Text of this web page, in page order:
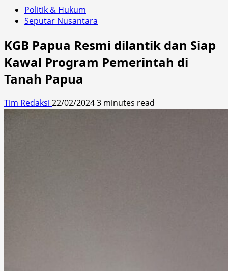
Politik & Hukum
Seputar Nusantara
KGB Papua Resmi dilantik dan Siap
Kawal Program Pemerintah di
Tanah Papua
Tim Redaksi 22/02/20243 minutes read